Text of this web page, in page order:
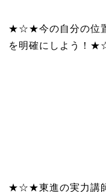
★☆★今の自分の位置
を明確にしよう！
★☆★東進の実力講